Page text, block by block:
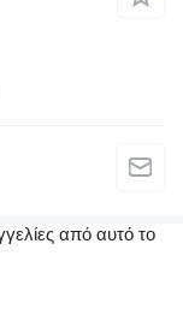
από αυτό το